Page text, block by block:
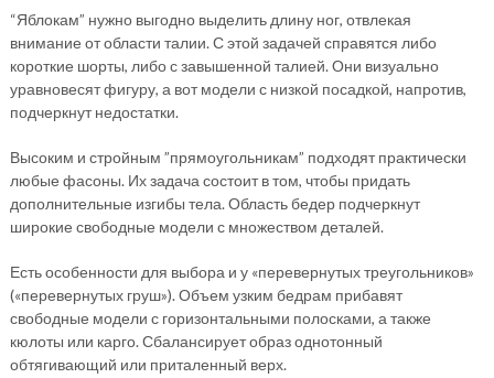
“Яблокам” нужно выгодно выделить длину ног, отвлекая
внимание от области талии. С этой задачей справятся либо
короткие шорты, либо с завышенной талией. Они визуально
уравновесят фигуру, а вот модели с низкой посадкой, напротив,
подчеркнут недостатки.
Высоким и стройным ”прямоугольникам” подходят практически
любые фасоны. Их задача состоит в том, чтобы придать
дополнительные изгибы тела. Область бедер подчеркнут
широкие свободные модели с множеством деталей.
Есть особенности для выбора и у «перевернутых треугольников»
(«перевернутых груш»). Объем узким бедрам прибавят
свободные модели с горизонтальными полосками, а также
кюлоты или карго. Сбалансирует образ однотонный
обтягивающий или приталенный верх.